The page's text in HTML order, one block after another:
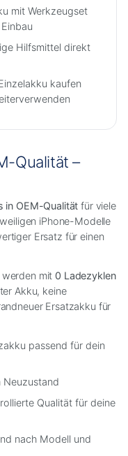
mit Werkzeugset
Hilfsmittel direkt
kaufen
Qualität –
in OEM-Qualität für viele
iPhone-Modelle
Ersatz für einen
mit 0 Ladezyklen
Akku, keine
Ersatzakku für
passend für dein
Neuzustand
Qualität für deine
nach Modell und